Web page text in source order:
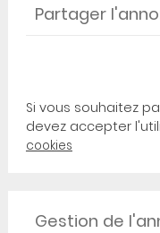
Partager
Si vous souhaitez
devez accepter
cookies
Gestion de